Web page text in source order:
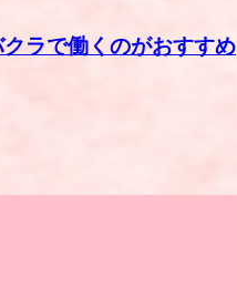
ラで働くのがおすすめ